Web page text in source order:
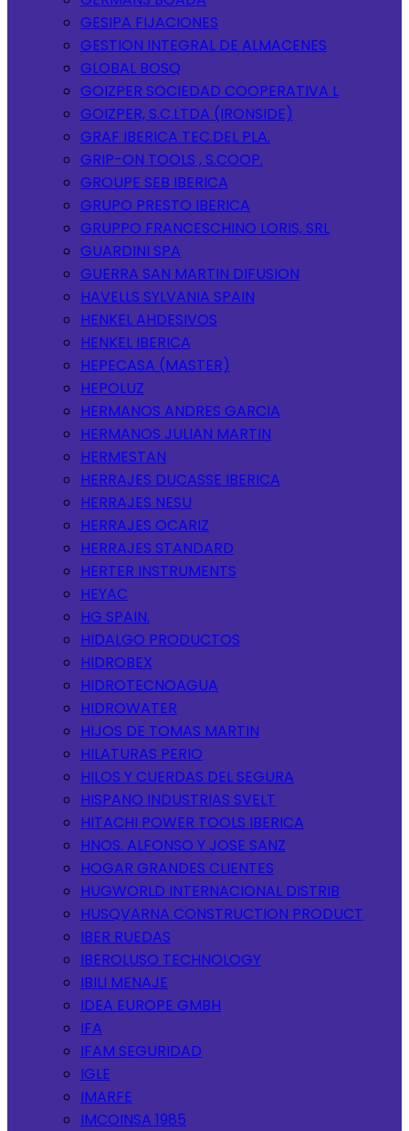
GESIPA FIJACIONES
GESTION INTEGRAL DE ALMACENES
GLOBAL BOSQ
GOIZPER SOCIEDAD COOPERATIVA L
GOIZPER, S.C.LTDA (IRONSIDE)
GRAF IBERICA TEC.DEL PLA.
GRIP-ON TOOLS , S.COOP.
GROUPE SEB IBERICA
GRUPO PRESTO IBERICA
GRUPPO FRANCESCHINO LORIS, SRL
GUARDINI SPA
GUERRA SAN MARTIN DIFUSION
HAVELLS SYLVANIA SPAIN
HENKEL AHDESIVOS
HENKEL IBERICA
HEPECASA (MASTER)
HEPOLUZ
HERMANOS ANDRES GARCIA
HERMANOS JULIAN MARTIN
HERMESTAN
HERRAJES DUCASSE IBERICA
HERRAJES NESU
HERRAJES OCARIZ
HERRAJES STANDARD
HERTER INSTRUMENTS
HEYAC
HG SPAIN.
HIDALGO PRODUCTOS
HIDROBEX
HIDROTECNOAGUA
HIDROWATER
HIJOS DE TOMAS MARTIN
HILATURAS PERIO
HILOS Y CUERDAS DEL SEGURA
HISPANO INDUSTRIAS SVELT
HITACHI POWER TOOLS IBERICA
HNOS. ALFONSO Y JOSE SANZ
HOGAR GRANDES CLIENTES
HUGWORLD INTERNACIONAL DISTRIB
HUSQVARNA CONSTRUCTION PRODUCT
IBER RUEDAS
IBEROLUSO TECHNOLOGY
IBILI MENAJE
IDEA EUROPE GMBH
IFA
IFAM SEGURIDAD
IGLE
IMARFE
IMCOINSA 1985